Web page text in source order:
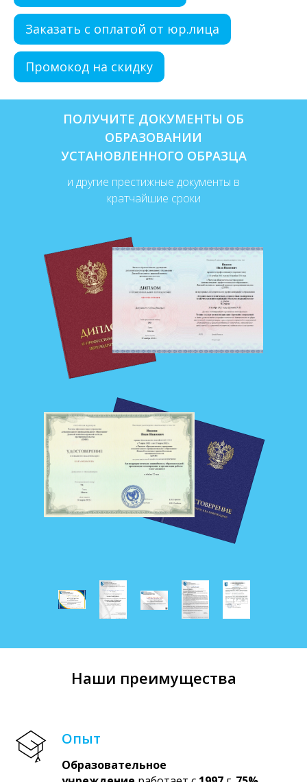
Заказать с оплатой от юр.лица
Промокод на скидку
и другие престижные документы в
кратчайшие сроки
ПОЛУЧИТЕ ДОКУМЕНТЫ ОБ
ОБРАЗОВАНИИ
УСТАНОВЛЕННОГО ОБРАЗЦА
Наши преимущества
Опыт
Образовательное